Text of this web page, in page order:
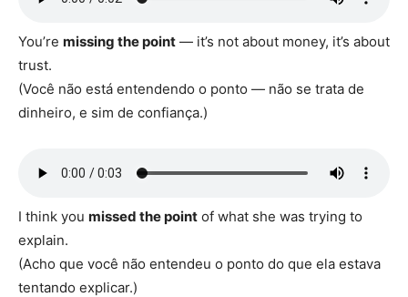
You’re missing the point — it’s not about money, it’s about
trust.
(Você não está entendendo o ponto — não se trata de
dinheiro, e sim de confiança.)
I think you missed the point of what she was trying to
explain.
(Acho que você não entendeu o ponto do que ela estava
tentando explicar.)